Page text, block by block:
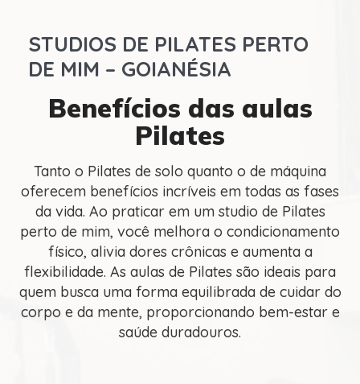
STUDIOS DE PILATES PERTO
DE MIM – GOIANÉSIA
Benefícios das aulas
Pilates
Tanto o Pilates de solo quanto o de máquina
oferecem benefícios incríveis em todas as fases
da vida. Ao praticar em um studio de Pilates
perto de mim, você melhora o condicionamento
físico, alivia dores crônicas e aumenta a
flexibilidade. As aulas de Pilates são ideais para
quem busca uma forma equilibrada de cuidar do
corpo e da mente, proporcionando bem-estar e
saúde duradouros.